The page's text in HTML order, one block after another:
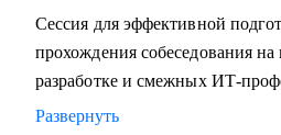
Сессия для эффективной
прохождения собеседования
разработке и смежных ИТ-
Развернуть